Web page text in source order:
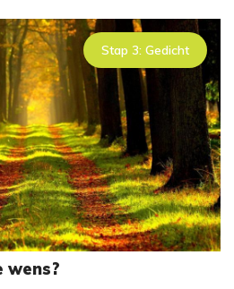
Stap 3: Gedicht
wens?